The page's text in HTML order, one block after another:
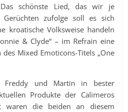
schönste Lied, das wir je
Gerüchten zufolge soll es sich
kroatische Volksweise handeln
& Clyde“ – im Refrain eine
Mixed Emoticons-Titels „One
Freddy und Martin in bester
Produkte der Calimeros
waren die beiden an diesem